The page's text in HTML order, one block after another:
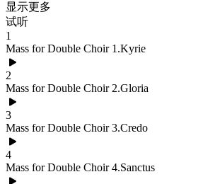
显示更多
试听
1
Mass for Double Choir 1.Kyrie
2
Mass for Double Choir 2.Gloria
3
Mass for Double Choir 3.Credo
4
Mass for Double Choir 4.Sanctus